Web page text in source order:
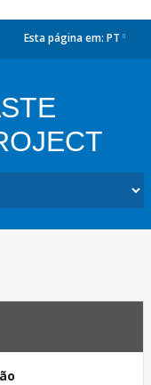
Esta página em: PT